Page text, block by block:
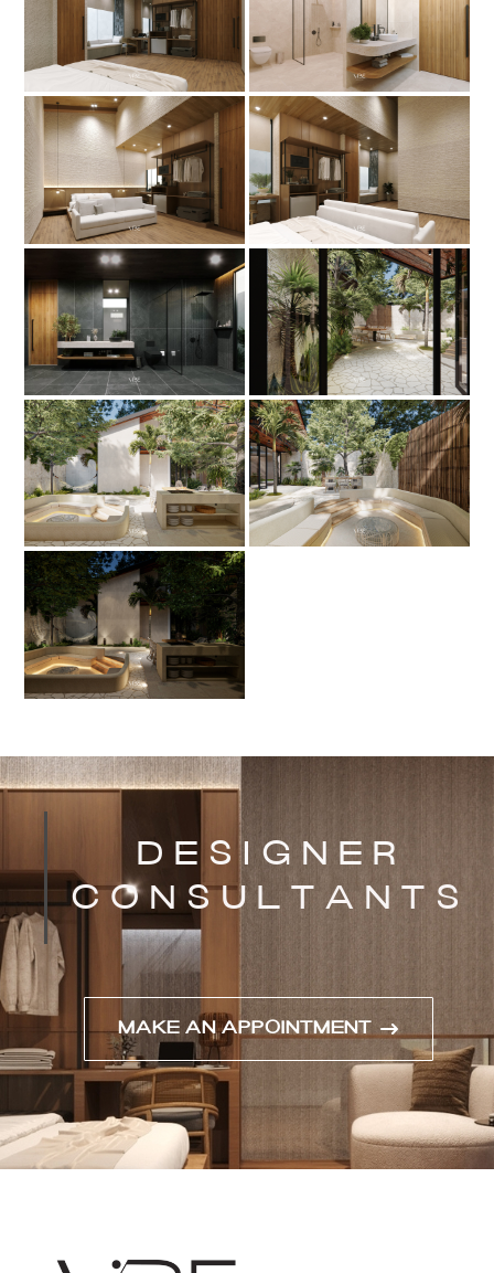
MAKE AN APPOINTMENT